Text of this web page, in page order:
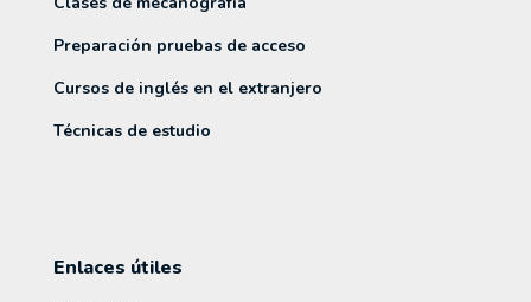
Preparación pruebas de acceso
Cursos de inglés en el extranjero
Técnicas de estudio
Enlaces útiles